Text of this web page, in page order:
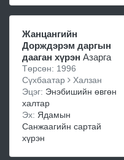
Жанцангийн
Дорждэрэм даргын
дааган хүрэн Азарга
Төрсөн: 1996
Сүхбаатар
Халзан
Эцэг: Энэбишийн өвгөн
халтар
Эх: Ядамын
Санжаагийн сартай
хүрэн